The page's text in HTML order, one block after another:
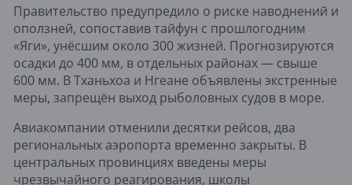
Правительство предупредило о риске наводнений и
оползней, сопоставив тайфун с прошлогодним
«Яги», унёсшим около 300 жизней. Прогнозируются
осадки до 400 мм, в отдельных районах — свыше
600 мм. В Тханьхоа и Нгеане объявлены экстренные
меры, запрещён выход рыболовных судов в море.
Авиакомпании отменили десятки рейсов, два
региональных аэропорта временно закрыты. В
центральных провинциях введены меры
чрезвычайного реагирования, школы